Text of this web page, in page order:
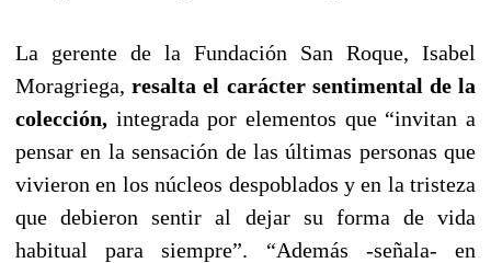
La gerente de la Fundación San Roque, Isabel
Moragriega,resalta el carácter sentimental de la
colección, integrada por elementos que “invitan a
pensar en la sensación de las últimas personas que
vivieron en los núcleos despoblados y en la tristeza
que debieron sentir al dejar su forma de vida
habitual para siempre”. “Además -señala- en